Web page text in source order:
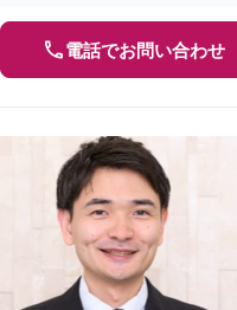
電話でお問い合わせ